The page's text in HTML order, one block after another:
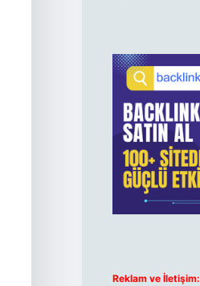
Reklam ve İletişim: